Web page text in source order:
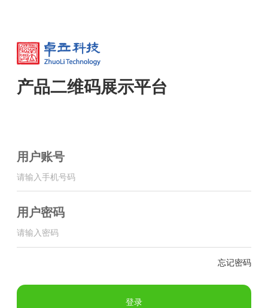
产品二维码展示平台
用户账号
用户密码
忘记密码
登录